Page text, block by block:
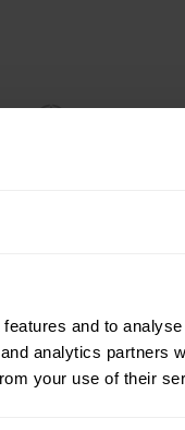
and to
analytics partners
your use of their
Rescue